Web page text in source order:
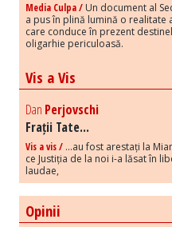
Media Culpa / Un document al
a pus în plină lumină o
care conduce în prezent
oligarhie periculoasă.
Vis a Vis
Dan Perjovschi
Frații Tate...
Vis a vis / ...au fost arestați la
ce Justiția de la noi i-a lăsat în
laudae,
Opinii